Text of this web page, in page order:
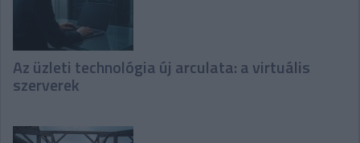
Az üzleti technológia új arculata: a virtuális
szerverek